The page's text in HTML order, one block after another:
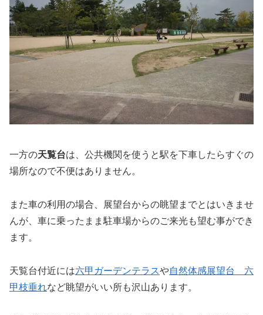
一方の天覧台は、公共機関を使うと駅を下車したらすぐの
場所なので不便はありません。
また車の利用の場合、展望台からの眺望までとはいきませ
んが、車に乗ったまま駐車場からのご来光も望む事ができ
ます。
天覧台付近には六甲ガーデンテラスや自然体感展望台 六
甲枝垂れなど眺望がいい所も沢山あります。